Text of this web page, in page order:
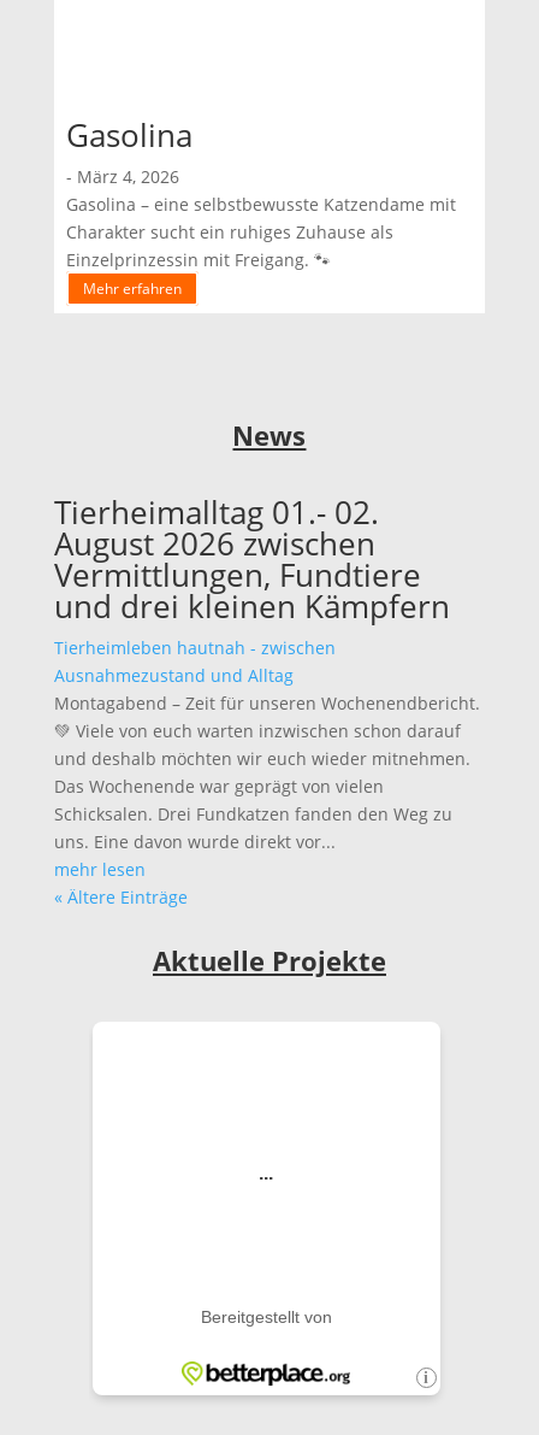
Gasolina
- März 4, 2026
Gasolina – eine selbstbewusste Katzendame mit
Charakter sucht ein ruhiges Zuhause als
Einzelprinzessin mit Freigang. 🐾
Mehr erfahren
News
Tierheimalltag 01.- 02.
August 2026 zwischen
Vermittlungen, Fundtiere
und drei kleinen Kämpfern
Tierheimleben hautnah - zwischen
Ausnahmezustand und Alltag
Montagabend – Zeit für unseren Wochenendbericht.
💚 Viele von euch warten inzwischen schon darauf
und deshalb möchten wir euch wieder mitnehmen.
Das Wochenende war geprägt von vielen
Schicksalen. Drei Fundkatzen fanden den Weg zu
uns. Eine davon wurde direkt vor...
mehr lesen
« Ältere Einträge
Aktuelle Projekte